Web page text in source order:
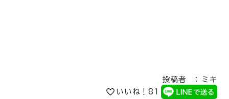
投稿者 ： ミキ
いいね！ 81